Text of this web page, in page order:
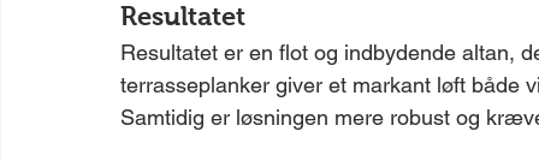
Resultatet
Resultatet er en flot og indbydende altan,
terrasseplanker giver et markant løft både
Samtidig er løsningen mere robust og